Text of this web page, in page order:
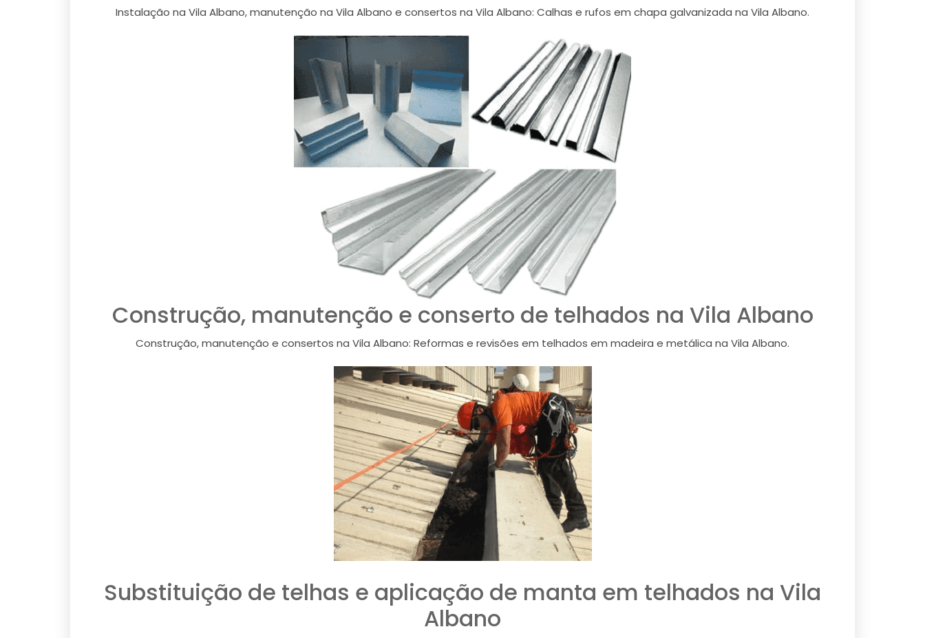
Instalação na Vila Albano, manutenção na Vila Albano e consertos na Vila Albano: Calhas e rufos em chapa galvanizada na Vila Albano.
Construção, manutenção e conserto de telhados na Vila Albano
Construção, manutenção e consertos na Vila Albano: Reformas e revisões em telhados em madeira e metálica na Vila Albano.
Substituição de telhas e aplicação de manta em telhados na Vila
Albano